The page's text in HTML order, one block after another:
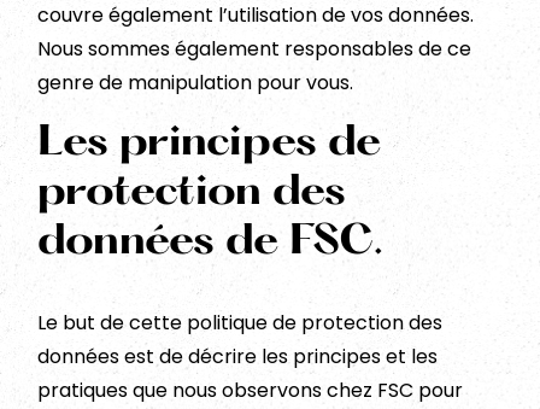
couvre également l’utilisation de vos données.
Nous sommes également responsables de ce
genre de manipulation pour vous.
Les principes de
protection des
données de FSC.
Le but de cette politique de protection des
données est de décrire les principes et les
pratiques que nous observons chez FSC pour